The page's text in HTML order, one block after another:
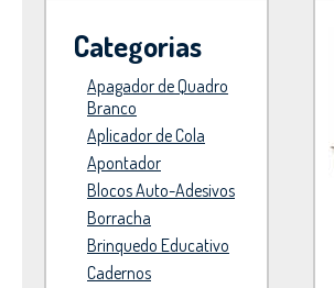
Categorias
Apagador de Quadro
Branco
Aplicador de Cola
Apontador
Blocos Auto-Adesivos
Borracha
Brinquedo Educativo
Cadernos